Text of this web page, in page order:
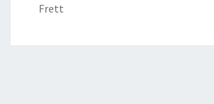
Frett